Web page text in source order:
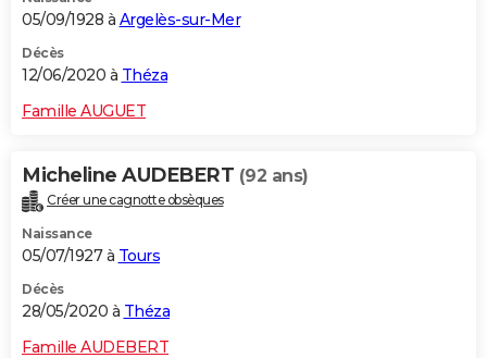
05/09/1928 à Argelès-sur-Mer
Décès
12/06/2020 à Théza
Famille AUGUET
Micheline AUDEBERT (92 ans)
Créer une cagnotte obsèques
Naissance
05/07/1927 à Tours
Décès
28/05/2020 à Théza
Famille AUDEBERT